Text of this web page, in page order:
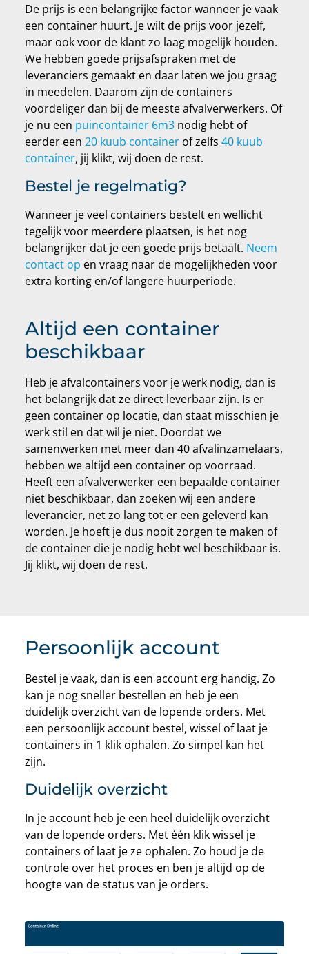
De prijs is een belangrijke factor wanneer je vaak
een container huurt. Je wilt de prijs voor jezelf,
maar ook voor de klant zo laag mogelijk houden.
We hebben goede prijsafspraken met de
leveranciers gemaakt en daar laten we jou graag
in meedelen. Daarom zijn de containers
voordeliger dan bij de meeste afvalverwerkers. Of
je nu een puincontainer 6m3 nodig hebt of
eerder een 20 kuub container of zelfs 40 kuub
container, jij klikt, wij doen de rest.
Bestel je regelmatig?
Wanneer je veel containers bestelt en wellicht
tegelijk voor meerdere plaatsen, is het nog
belangrijker dat je een goede prijs betaalt. Neem
contact op en vraag naar de mogelijkheden voor
extra korting en/of langere huurperiode.
Altijd een container
beschikbaar
Heb je afvalcontainers voor je werk nodig, dan is
het belangrijk dat ze direct leverbaar zijn. Is er
geen container op locatie, dan staat misschien je
werk stil en dat wil je niet. Doordat we
samenwerken met meer dan 40 afvalinzamelaars,
hebben we altijd een container op voorraad.
Heeft een afvalverwerker een bepaalde container
niet beschikbaar, dan zoeken wij een andere
leverancier, net zo lang tot er een geleverd kan
worden. Je hoeft je dus nooit zorgen te maken of
de container die je nodig hebt wel beschikbaar is.
Jij klikt, wij doen de rest.
Persoonlijk account
Bestel je vaak, dan is een account erg handig. Zo
kan je nog sneller bestellen en heb je een
duidelijk overzicht van de lopende orders. Met
een persoonlijk account bestel, wissel of laat je
containers in 1 klik ophalen. Zo simpel kan het
zijn.
Duidelijk overzicht
In je account heb je een heel duidelijk overzicht
van de lopende orders. Met één klik wissel je
containers of laat je ze ophalen. Zo houd je de
controle over het proces en ben je altijd op de
hoogte van de status van je orders.